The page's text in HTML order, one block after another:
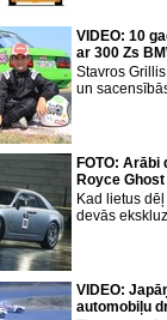
VIDEO: 10
ar 300 Zs
Stavros
un
FOTO:
Royce Ghost
Kad lietus
devās
VIDEO:
automobiļu